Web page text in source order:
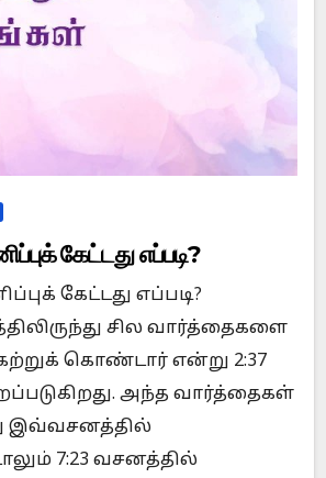
கேட்டது எப்படி?
கேட்டது எப்படி?
சில வார்த்தைகளை
கொண்டார் என்று 2:37
அந்த வார்த்தைகள்
இவ்வசனத்தில்
7:23 வசனத்தில்